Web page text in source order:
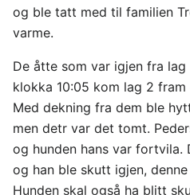
og ble tatt med til familien
varme.
De åtte som var igjen fra
klokka 10:05 kom lag 2
Med dekning fra dem ble
men detr var det tomt.
og hunden hans var fortvila.
og han ble skutt igjen,
Hunden skal også ha blitt